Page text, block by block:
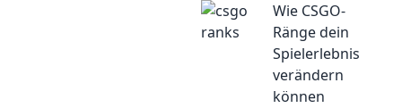
Wie CSGO-
Ränge dein
Spielerlebnis
verändern
können